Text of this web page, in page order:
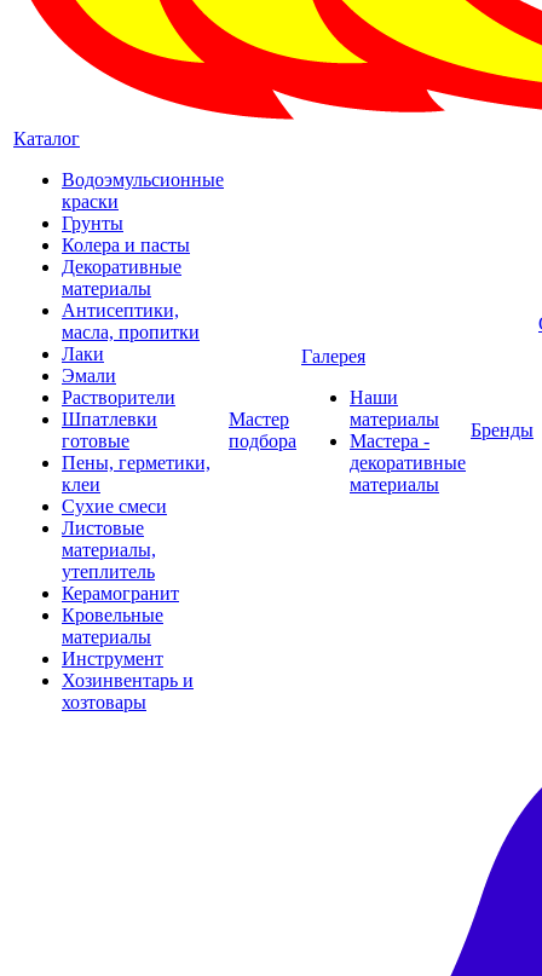
Каталог
Водоэмульсионные
краски
Грунты
Колера и пасты
Декоративные
материалы
Антисептики,
масла, пропитки
Лаки
Эмали
Растворители
Шпатлевки
готовые
Пены, герметики,
клеи
Сухие смеси
Листовые
материалы,
утеплитель
Керамогранит
Кровельные
материалы
Инструмент
Хозинвентарь и
хозтовары
Мастер
подбора
Галерея
Наши
материалы
Мастера -
декоративные
материалы
Бренды